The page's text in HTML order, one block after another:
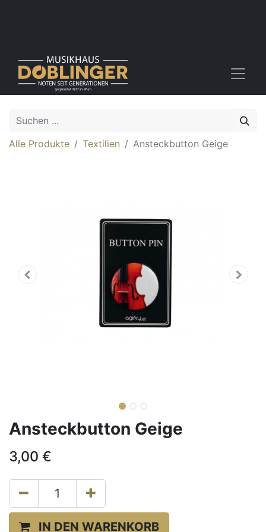
Alle Produkte Textilien Ansteckbutton Geige
Ansteckbutton Geige
3,00 €
IN DEN WARENKORB